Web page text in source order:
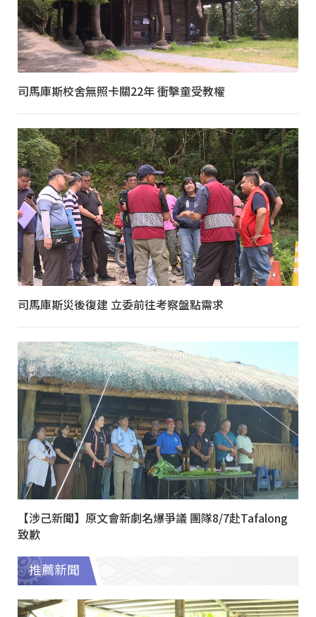
司馬庫斯校舍無照卡關22年 衝擊童受教權
司馬庫斯災後復建 立委前往考察盤點需求
【涉己新聞】原文會新劇名爆爭議 團隊8/7赴Tafalong
致歉
推薦新聞